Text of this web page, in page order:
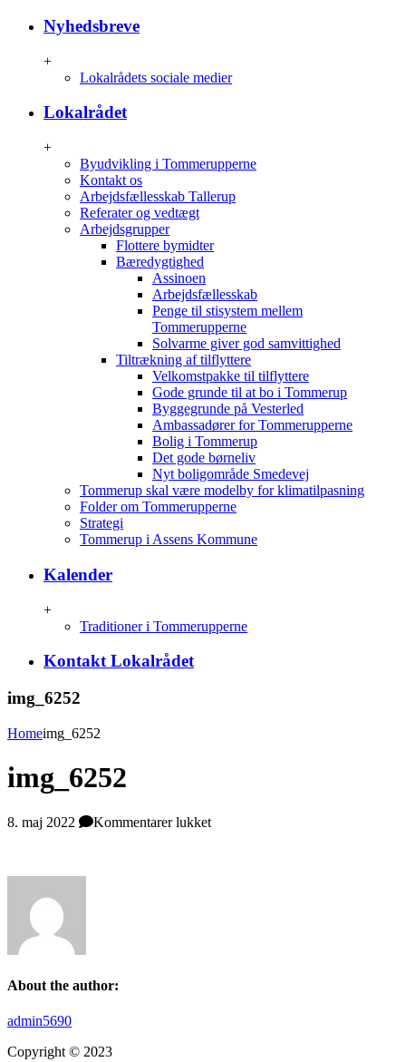
Nyhedsbreve
+
Lokalrådets sociale medier
Lokalrådet
+
Byudvikling i Tommerupperne
Kontakt os
Arbejdsfællesskab Tallerup
Referater og vedtægt
Arbejdsgrupper
Flottere bymidter
Bæredygtighed
Assinoen
Arbejdsfællesskab
Penge til stisystem mellem
Tommerupperne
Solvarme giver god samvittighed
Tiltrækning af tilflyttere
Velkomstpakke til tilflyttere
Gode grunde til at bo i Tommerup
Byggegrunde på Vesterled
Ambassadører for Tommerupperne
Bolig i Tommerup
Det gode børneliv
Nyt boligområde Smedevej
Tommerup skal være modelby for klimatilpasning
Folder om Tommerupperne
Strategi
Tommerup i Assens Kommune
Kalender
+
Traditioner i Tommerupperne
Kontakt Lokalrådet
img_6252
Homeimg_6252
img_6252
8. maj 2022 Kommentarer lukkettil
About the author:
admin5690
Copyright © 2023